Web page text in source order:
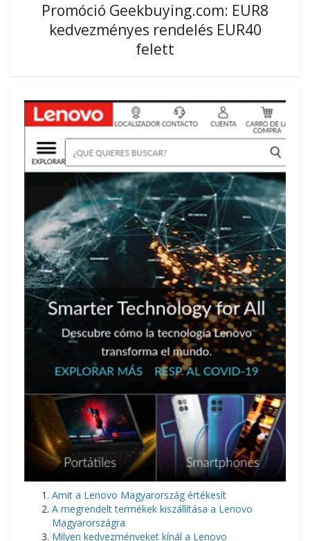
Promóció Geekbuying.com: EUR8
kedvezményes rendelés EUR40
felett
Amit a Lenovo Magyarország értékesít
A megrendelt termékek kiszállítása a Lenovo
Magyarországra
Milyen kedvezményeket kínál a Lenovo